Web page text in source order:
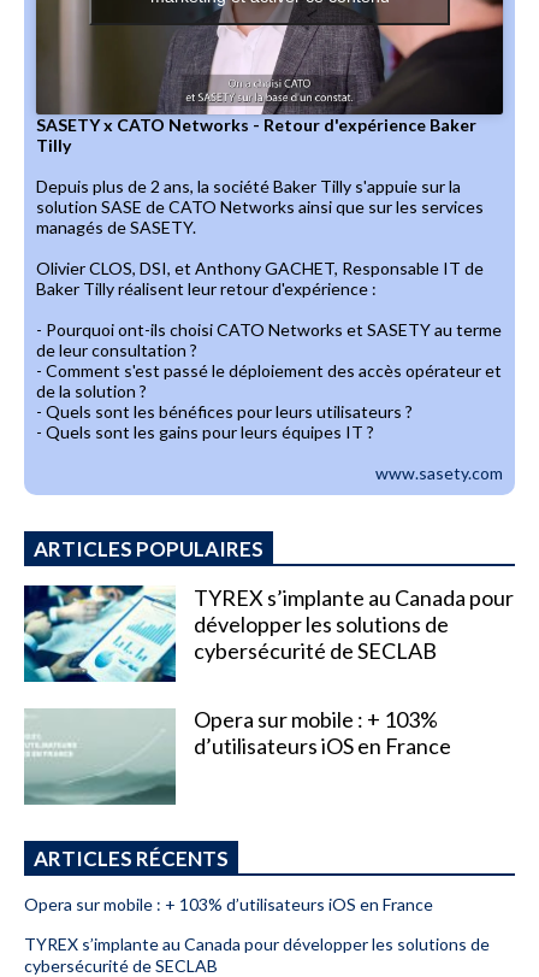
SASETY x CATO Networks - Retour d'expérience Baker
Tilly
Depuis plus de 2 ans, la société Baker Tilly s'appuie sur la
solution SASE de CATO Networks ainsi que sur les services
managés de SASETY.
Olivier CLOS, DSI, et Anthony GACHET, Responsable IT de
Baker Tilly réalisent leur retour d'expérience :
- Pourquoi ont-ils choisi CATO Networks et SASETY au terme
de leur consultation ?
- Comment s'est passé le déploiement des accès opérateur et
de la solution ?
- Quels sont les bénéfices pour leurs utilisateurs ?
- Quels sont les gains pour leurs équipes IT ?
www.sasety.com
ARTICLES POPULAIRES
TYREX s’implante au Canada pour
développer les solutions de
cybersécurité de SECLAB
Opera sur mobile : + 103%
d’utilisateurs iOS en France
ARTICLES RÉCENTS
Opera sur mobile : + 103% d’utilisateurs iOS en France
TYREX s’implante au Canada pour développer les solutions de
cybersécurité de SECLAB